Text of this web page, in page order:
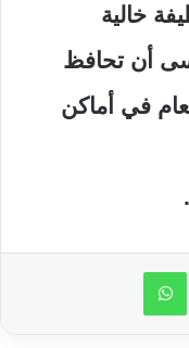
خالية
أن تحافظ
في أماكن
واتساب